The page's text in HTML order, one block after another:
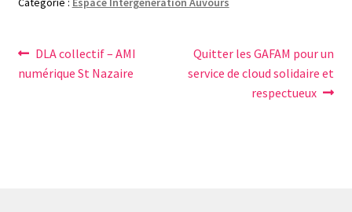
Navigation
de
Article
précédent :
DLA collectif – AMI
numérique St Nazaire
Article
suivant :
Quitter les GAFAM pour un
service de cloud solidaire et
respectueux